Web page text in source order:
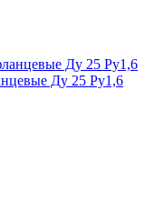
Ду 25 Ру1,6